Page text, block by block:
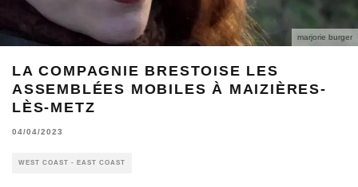
marjorie burger
LA COMPAGNIE BRESTOISE LES
ASSEMBLÉES MOBILES À MAIZIÈRES-
LÈS-METZ
04/04/2023
WEST COAST - EAST COAST